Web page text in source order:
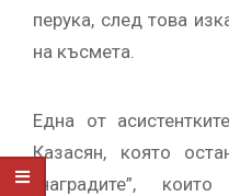
перука, след това
на късмета.
Една от
Казасян, която
„наградите”,